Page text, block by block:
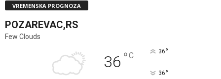
VREMENSKA PROGNOZA
POZAREVAC,RS
Few Clouds
36 °C 36°
36°